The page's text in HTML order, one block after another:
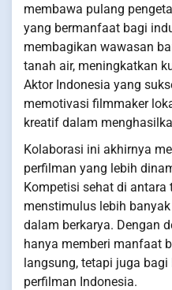
membawa pulang
yang bermanfaat bagi
membagikan wawasan
tanah air, meningkatkan
Aktor Indonesia yang
memotivasi filmmaker
kreatif dalam
Kolaborasi ini akhirnya
perfilman yang lebih
Kompetisi sehat di antara
menstimulus lebih
dalam berkarya. Dengan
hanya memberi manfaat
langsung, tetapi juga
perfilman Indonesia.